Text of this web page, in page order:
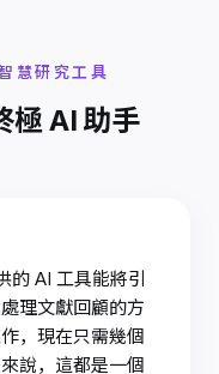
慧研究工具
極 AI 助手
的 AI 工具能將引
理文獻回顧的方
，現在只需幾個
說，這都是一個